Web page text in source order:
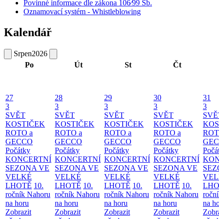
Povinné informace dle zákona 106⁄99 Sb.
Oznamovací systém - Whistleblowing
Kalendář
Srpen2026
Po
Út St Čt
27
3
SVĚT
KOSTIČEK
ROTO a
GECCO
Počátky
KONCERTNÍ
SEZONA VE
VELKÉ
LHOTĚ 10.
ročník Nahoru
na horu
Zobrazit
28
3
SVĚT
KOSTIČEK
ROTO a
GECCO
Počátky
KONCERTNÍ
SEZONA VE
VELKÉ
LHOTĚ 10.
ročník Nahoru
na horu
Zobrazit
29
3
SVĚT
KOSTIČEK
ROTO a
GECCO
Počátky
KONCERTNÍ
SEZONA VE
VELKÉ
LHOTĚ 10.
ročník Nahoru
na horu
Zobrazit
30
3
SVĚT
KOSTIČEK
ROTO a
GECCO
Počátky
KONCERTNÍ
SEZONA VE
VELKÉ
LHOTĚ 10.
ročník Nahoru
na horu
Zobrazit
31
3
na